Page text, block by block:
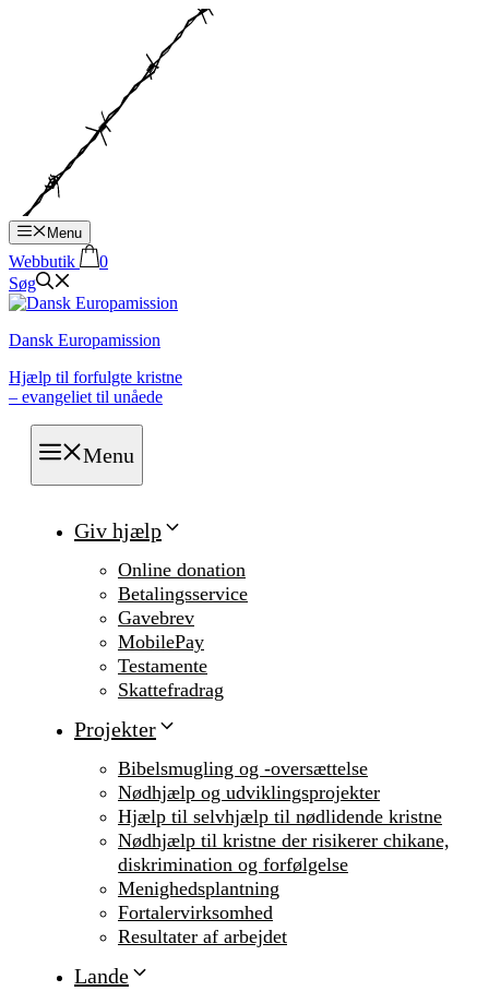
Menu
Webbutik
0
Søg
Dansk Europamission
Hjælp til forfulgte kristne
– evangeliet til unåede
Menu
Giv hjælp
Online donation
Betalingsservice
Gavebrev
MobilePay
Testamente
Skattefradrag
Projekter
Bibelsmugling og -oversættelse
Nødhjælp og udviklingsprojekter
Hjælp til selvhjælp til nødlidende kristne
Nødhjælp til kristne der risikerer chikane,
diskrimination og forfølgelse
Menighedsplantning
Fortalervirksomhed
Resultater af arbejdet
Lande